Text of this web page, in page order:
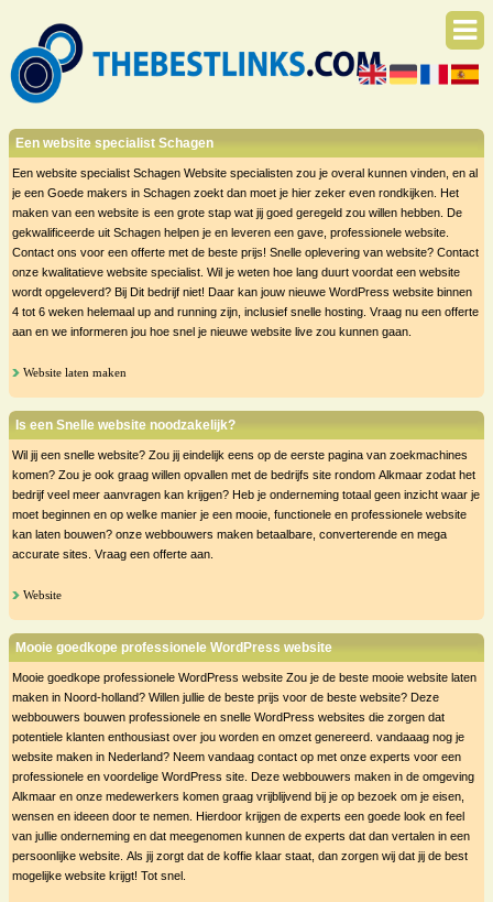
Een website specialist Schagen
Een website specialist Schagen Website specialisten zou je overal kunnen vinden, en al
je een Goede makers in Schagen zoekt dan moet je hier zeker even rondkijken. Het
maken van een website is een grote stap wat jij goed geregeld zou willen hebben. De
gekwalificeerde uit Schagen helpen je en leveren een gave, professionele website.
Contact ons voor een offerte met de beste prijs! Snelle oplevering van website? Contact
onze kwalitatieve website specialist. Wil je weten hoe lang duurt voordat een website
wordt opgeleverd? Bij Dit bedrijf niet! Daar kan jouw nieuwe WordPress website binnen
4 tot 6 weken helemaal up and running zijn, inclusief snelle hosting. Vraag nu een offerte
aan en we informeren jou hoe snel je nieuwe website live zou kunnen gaan.
Website laten maken
Is een Snelle website noodzakelijk?
Wil jij een snelle website? Zou jij eindelijk eens op de eerste pagina van zoekmachines
komen? Zou je ook graag willen opvallen met de bedrijfs site rondom Alkmaar zodat het
bedrijf veel meer aanvragen kan krijgen? Heb je onderneming totaal geen inzicht waar je
moet beginnen en op welke manier je een mooie, functionele en professionele website
kan laten bouwen? onze webbouwers maken betaalbare, converterende en mega
accurate sites. Vraag een offerte aan.
Website
Mooie goedkope professionele WordPress website
Mooie goedkope professionele WordPress website Zou je de beste mooie website laten
maken in Noord-holland? Willen jullie de beste prijs voor de beste website? Deze
webbouwers bouwen professionele en snelle WordPress websites die zorgen dat
potentiele klanten enthousiast over jou worden en omzet genereerd. vandaaag nog je
website maken in Nederland? Neem vandaag contact op met onze experts voor een
professionele en voordelige WordPress site. Deze webbouwers maken in de omgeving
Alkmaar en onze medewerkers komen graag vrijblijvend bij je op bezoek om je eisen,
wensen en ideeen door te nemen. Hierdoor krijgen de experts een goede look en feel
van jullie onderneming en dat meegenomen kunnen de experts dat dan vertalen in een
persoonlijke website. Als jij zorgt dat de koffie klaar staat, dan zorgen wij dat jij de best
mogelijke website krijgt! Tot snel.